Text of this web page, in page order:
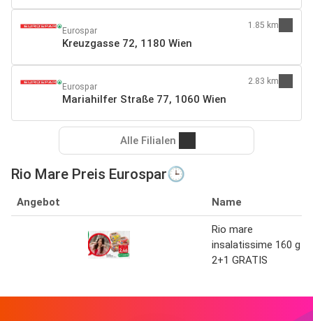
Eurospar
Kreuzgasse 72, 1180 Wien
1.85 km
Eurospar
Mariahilfer Straße 77, 1060 Wien
2.83 km
Alle Filialen
Rio Mare Preis Eurospar🕒
Angebot Name
Rio mare
insalatissime 160 g
2+1 GRATIS